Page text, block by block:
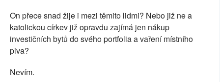
On přece snad žije i mezi těmito lidmi? Nebo již ne a
katolickou církev již opravdu zajímá jen nákup
investičních bytů do svého portfolia a vaření místního
piva?
Nevím.